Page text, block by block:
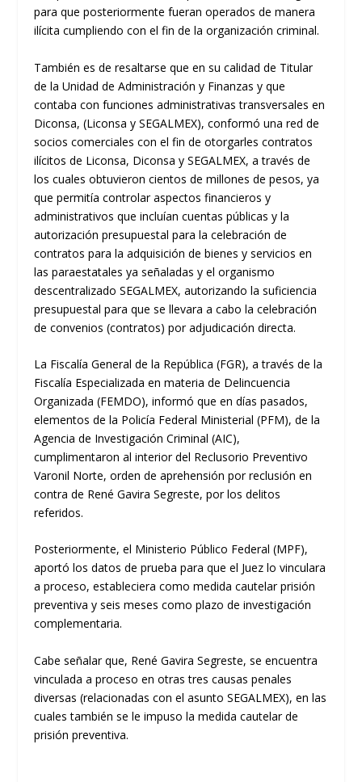
para que posteriormente fueran operados de manera
ilícita cumpliendo con el fin de la organización criminal.
También es de resaltarse que en su calidad de Titular
de la Unidad de Administración y Finanzas y que
contaba con funciones administrativas transversales en
Diconsa, (Liconsa y SEGALMEX), conformó una red de
socios comerciales con el fin de otorgarles contratos
ilícitos de Liconsa, Diconsa y SEGALMEX, a través de
los cuales obtuvieron cientos de millones de pesos, ya
que permitía controlar aspectos financieros y
administrativos que incluían cuentas públicas y la
autorización presupuestal para la celebración de
contratos para la adquisición de bienes y servicios en
las paraestatales ya señaladas y el organismo
descentralizado SEGALMEX, autorizando la suficiencia
presupuestal para que se llevara a cabo la celebración
de convenios (contratos) por adjudicación directa.
La Fiscalía General de la República (FGR), a través de la
Fiscalía Especializada en materia de Delincuencia
Organizada (FEMDO), informó que en días pasados,
elementos de la Policía Federal Ministerial (PFM), de la
Agencia de Investigación Criminal (AIC),
cumplimentaron al interior del Reclusorio Preventivo
Varonil Norte, orden de aprehensión por reclusión en
contra de René Gavira Segreste, por los delitos
referidos.
Posteriormente, el Ministerio Público Federal (MPF),
aportó los datos de prueba para que el Juez lo vinculara
a proceso, estableciera como medida cautelar prisión
preventiva y seis meses como plazo de investigación
complementaria.
Cabe señalar que, René Gavira Segreste, se encuentra
vinculada a proceso en otras tres causas penales
diversas (relacionadas con el asunto SEGALMEX), en las
cuales también se le impuso la medida cautelar de
prisión preventiva.